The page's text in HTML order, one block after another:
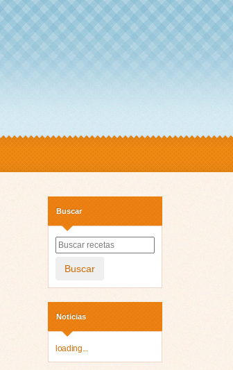
Buscar
Buscar
Noticias
loading...